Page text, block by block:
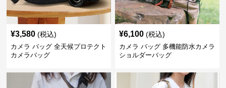
¥3,580 (税込)
カメラ バッグ 全天候プロテクト
カメラバッグ
¥6,100 (税込)
カメラ バッグ 多機能防水カメラ
ショルダーバッグ